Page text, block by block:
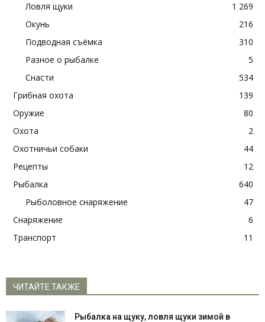
Ловля щуки
1 269
Окунь
216
Подводная съёмка
310
Разное о рыбалке
5
Снасти
534
Грибная охота
139
Оружие
80
Охота
2
Охотничьи собаки
44
Рецепты
12
Рыбалка
640
Рыболовное снаряжение
47
Снаряжение
6
Транспорт
11
ЧИТАЙТЕ ТАКЖЕ
Рыбалка на щуку, ловля щуки зимой в